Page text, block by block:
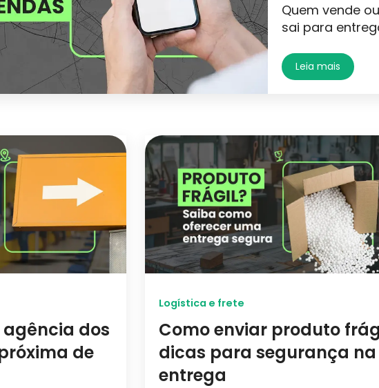
Quem vende
sai para
Leia mais
dos
de
Logística e frete
Como enviar produto
dicas para segurança na
entrega